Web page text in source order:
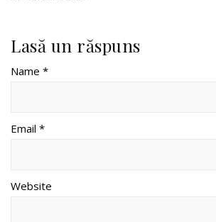
Lasă un răspuns
Name *
Email *
Website